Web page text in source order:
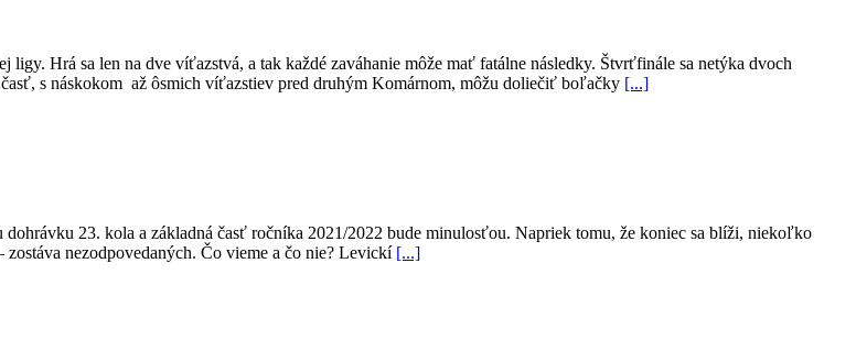
Hrá sa len na dve víťazstvá, a tak každé zaváhanie môže mať fatálne následky. Štvrťfinále sa netýka dvoch
s náskokom až ôsmich víťazstiev pred druhým Komárnom, môžu doliečiť boľačky [...]
23. kola a základná časť ročníka 2021/2022 bude minulosťou. Napriek tomu, že koniec sa blíži, niekoľko
nezodpovedaných. Čo vieme a čo nie? Levickí [...]